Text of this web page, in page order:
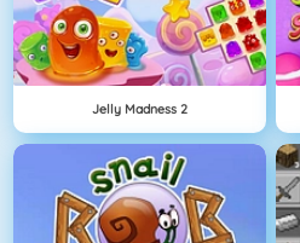
Jelly Madness 2